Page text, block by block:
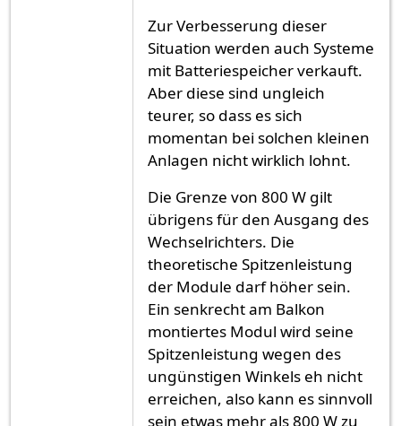
Zur Verbesserung dieser
Situation werden auch Systeme
mit Batteriespeicher verkauft.
Aber diese sind ungleich
teurer, so dass es sich
momentan bei solchen kleinen
Anlagen nicht wirklich lohnt.
Die Grenze von 800 W gilt
übrigens für den Ausgang des
Wechselrichters. Die
theoretische Spitzenleistung
der Module darf höher sein.
Ein senkrecht am Balkon
montiertes Modul wird seine
Spitzenleistung wegen des
ungünstigen Winkels eh nicht
erreichen, also kann es sinnvoll
sein etwas mehr als 800 W zu